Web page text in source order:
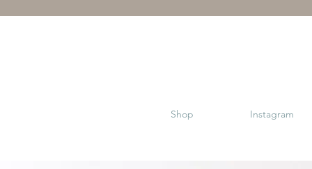
Instagram
Shop